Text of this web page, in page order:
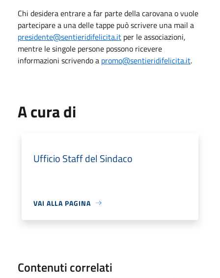
Chi desidera entrare a far parte della carovana o vuole
partecipare a una delle tappe può scrivere una mail a
presidente@sentieridifelicita.it per le associazioni,
mentre le singole persone possono ricevere
informazioni scrivendo a promo@sentieridifelicita.it.
A cura di
Ufficio Staff del Sindaco
VAI ALLA PAGINA
Contenuti correlati